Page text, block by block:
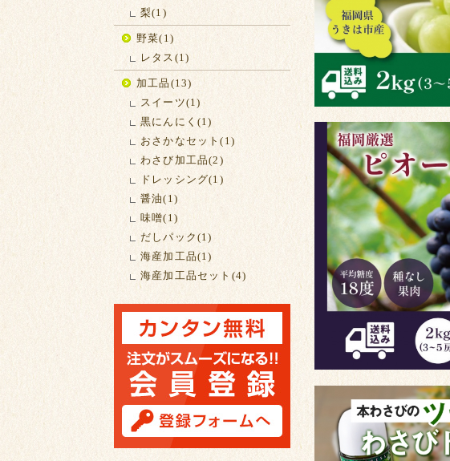
梨(1)
野菜(1)
レタス(1)
加工品(13)
スイーツ(1)
黒にんにく(1)
おさかなセット(1)
わさび加工品(2)
ドレッシング(1)
醤油(1)
味噌(1)
だしパック(1)
海産加工品(1)
海産加工品セット(4)